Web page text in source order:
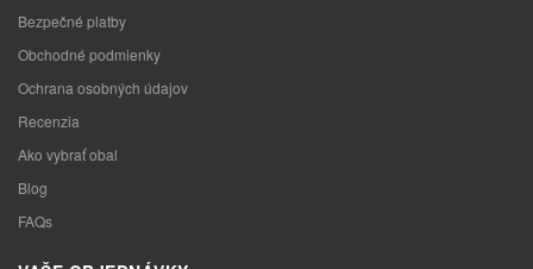
Bezpečné platby
Obchodné podmienky
Ochrana osobných údajov
Recenzia
Ako vybrať obal
Blog
FAQs